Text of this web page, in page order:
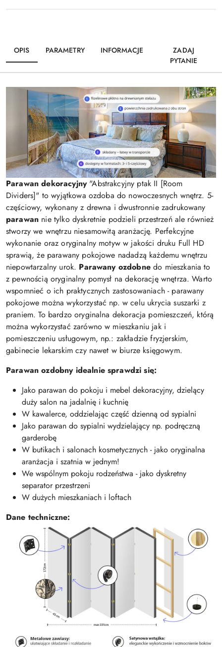
OPIS PARAMETRY INFORMACJE
ZADAJ
PYTANIE
Parawan dekoracyjny"Abstrakcyjny ptak II [Room
Dividers]" to wyjątkowa ozdoba do nowoczesnych wnętrz. 5-
częściowy, wykonany z drewna i dwustronnie zadrukowany
parawan nie tylko dyskretnie podzieli przestrzeń ale również
stworzy we wnętrzu niesamowitą aranżację. Perfekcyjne
wykonanie oraz oryginalny motyw w jakości druku Full HD
sprawią, że parawany pokojowe nadadzą każdemu wnętrzu
niepowtarzalny urok. Parawany ozdobnedo mieszkania to
z pewnością oryginalny pomysł na dekorację wnętrza. Warto
wspomnieć o ich praktycznych zastosowaniach - parawany
pokojowe można wykorzystać np. w celu ukrycia suszarki z
praniem. To bardzo oryginalna dekoracja pomieszczeń, którą
można wykorzystać zarówno w mieszkaniu jak i
pomieszczeniu usługowym, np.: zakładzie fryzjerskim,
gabinecie lekarskim czy nawet w biurze księgowym.
Parawan ozdobny idealnie sprawdzi się:
Jako parawan do pokoju i mebel dekoracyjny, dzielący
duży salon na jadalnię i kuchnię
W kawalerce, oddzielając część dzienną od sypialni
Jako parawan do sypialni wydzielający np. podręczną
garderobę
W butikach i salonach kosmetycznych - jako oryginalna
aranżacja i szatnia w jednym!
We wspólnym pokoju rodzeństwa - jako dyskretny
separator przestrzeni
W dużych mieszkaniach i loftach
Dane techniczne: